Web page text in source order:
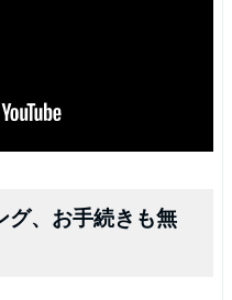
グ、お手続きも無